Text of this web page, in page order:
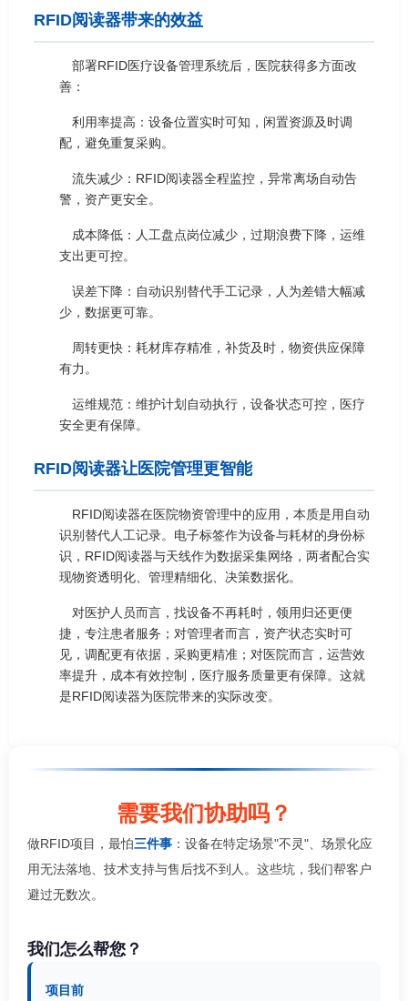
RFID阅读器带来的效益
部署RFID医疗设备管理系统后，医院获得多方面改
善：
利用率提高：设备位置实时可知，闲置资源及时调
配，避免重复采购。
流失减少：RFID阅读器全程监控，异常离场自动告
警，资产更安全。
成本降低：人工盘点岗位减少，过期浪费下降，运维
支出更可控。
误差下降：自动识别替代手工记录，人为差错大幅减
少，数据更可靠。
周转更快：耗材库存精准，补货及时，物资供应保障
有力。
运维规范：维护计划自动执行，设备状态可控，医疗
安全更有保障。
RFID阅读器让医院管理更智能
RFID阅读器在医院物资管理中的应用，本质是用自动
识别替代人工记录。电子标签作为设备与耗材的身份标
识，RFID阅读器与天线作为数据采集网络，两者配合实
现物资透明化、管理精细化、决策数据化。
对医护人员而言，找设备不再耗时，领用归还更便
捷，专注患者服务；对管理者而言，资产状态实时可
见，调配更有依据，采购更精准；对医院而言，运营效
率提升，成本有效控制，医疗服务质量更有保障。这就
是RFID阅读器为医院带来的实际改变。
需要我们协助吗？
做RFID项目，最怕三件事 ：设备在特定场景"不灵"、场景化应
用无法落地、技术支持与售后找不到人。这些坑，我们帮客户
避过无数次。
我们怎么帮您？
项目前